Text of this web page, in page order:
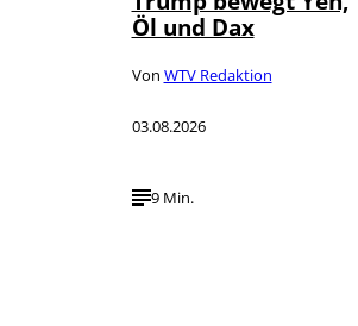
Öl und Dax
Von WTV Redaktion
03.08.2026
9 Min.